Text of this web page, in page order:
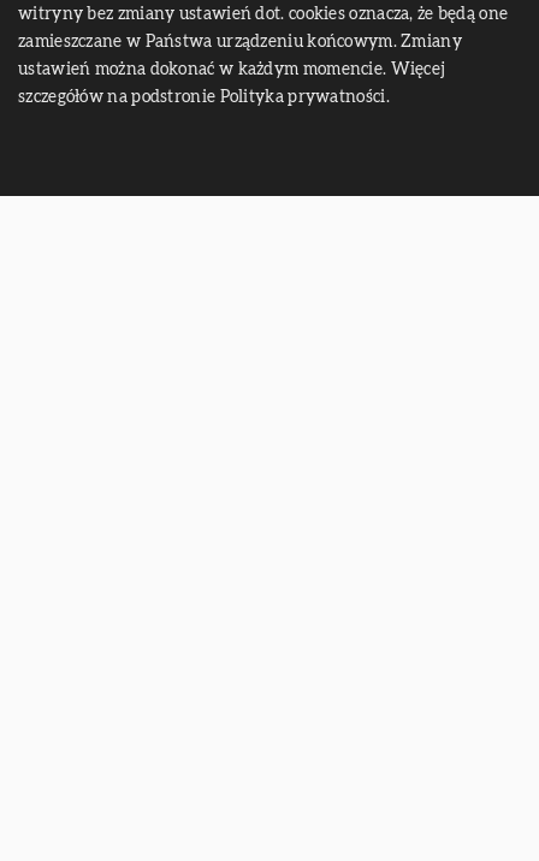
witryny bez zmiany ustawień dot. cookies oznacza, że będą one
zamieszczane w Państwa urządzeniu końcowym. Zmiany
ustawień można dokonać w każdym momencie. Więcej
szczegółów na podstronie Polityka prywatności.